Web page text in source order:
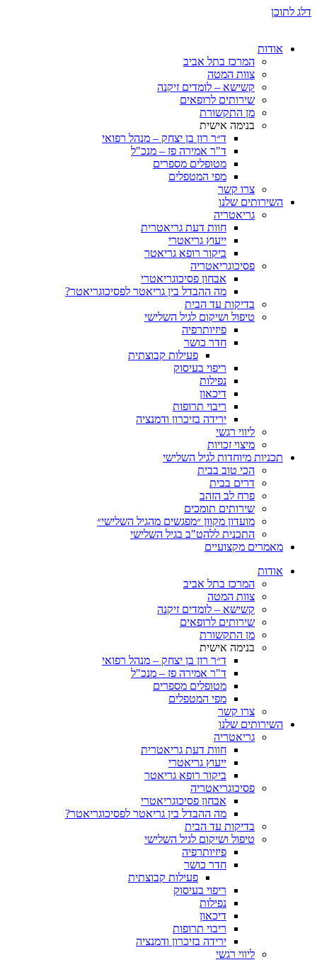
המרכז בתל אביב
צוות המטה
קשישא – לומדים זיקנה
שירותים לרופאים
מן התקשורת
בנימה אישית
ד״ר רון בן יצחק – מנהל רפואי
ד"ר אמירה פז – מנכ"ל
מטופלים מספרים
מפי המטפלים
שלנו
גריאטריה
חוות דעת גריאטרית
ייעוץ גריאטרי
ביקור רופא גריאטר
פסיכוגריאטריה
אבחון פסיכוגריאטרי
מה ההבדל בין גריאטר לפסיכוגריאטר?
בדיקות עד הבית
טיפול ושיקום לגיל השלישי
פיזיותרפיה
חדר כושר
פעילות קבוצתית
ריפוי בעיסוק
ריבוי תרופות
ירידה בזיכרון ודמנציה
מיצוי זכויות
מיוחדות לגיל השלישי
הכי טוב בבית
דרים בבית
פרח לב הזהב
שירותים תומכים
מועדון מקוון ״מפגשים מהגיל השלישי״
התכנית ללהט"ב בגיל השלישי
מקצועיים
המרכז בתל אביב
צוות המטה
קשישא – לומדים זיקנה
שירותים לרופאים
מן התקשורת
בנימה אישית
ד״ר רון בן יצחק – מנהל רפואי
ד"ר אמירה פז – מנכ"ל
מטופלים מספרים
מפי המטפלים
שלנו
גריאטריה
חוות דעת גריאטרית
ייעוץ גריאטרי
ביקור רופא גריאטר
פסיכוגריאטריה
אבחון פסיכוגריאטרי
מה ההבדל בין גריאטר לפסיכוגריאטר?
בדיקות עד הבית
טיפול ושיקום לגיל השלישי
פיזיותרפיה
חדר כושר
פעילות קבוצתית
ריפוי בעיסוק
ריבוי תרופות
ירידה בזיכרון ודמנציה